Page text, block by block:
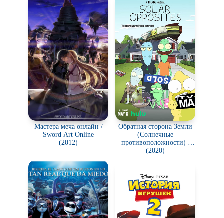
Мастера меча онлайн /
Sword Art Online
(2012)
Обратная сторона Земли
(Солнечные
противоположности) /
Solar Opposites
(2020)